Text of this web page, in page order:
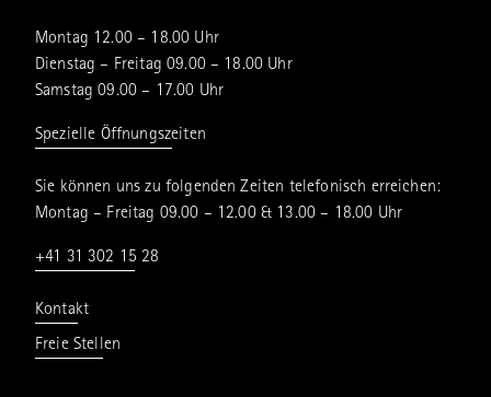
Montag 12.00 – 18.00 Uhr
Dienstag – Freitag 09.00 – 18.00 Uhr
Samstag 09.00 – 17.00 Uhr
Spezielle Öffnungszeiten
Sie können uns zu folgenden Zeiten telefonisch erreichen:
Montag – Freitag 09.00 – 12.00 & 13.00 – 18.00 Uhr
+41 31 302 15 28
Kontakt
Freie Stellen